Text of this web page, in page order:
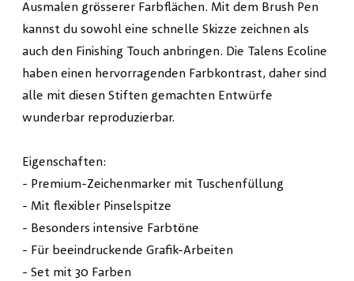
Ausmalen grösserer Farbflächen. Mit dem Brush Pen
kannst du sowohl eine schnelle Skizze zeichnen als
auch den Finishing Touch anbringen. Die Talens Ecoline
haben einen hervorragenden Farbkontrast, daher sind
alle mit diesen Stiften gemachten Entwürfe
wunderbar reproduzierbar.
Eigenschaften:
- Premium-Zeichenmarker mit Tuschenfüllung
- Mit flexibler Pinselspitze
- Besonders intensive Farbtöne
- Für beeindruckende Grafik-Arbeiten
- Set mit 30 Farben